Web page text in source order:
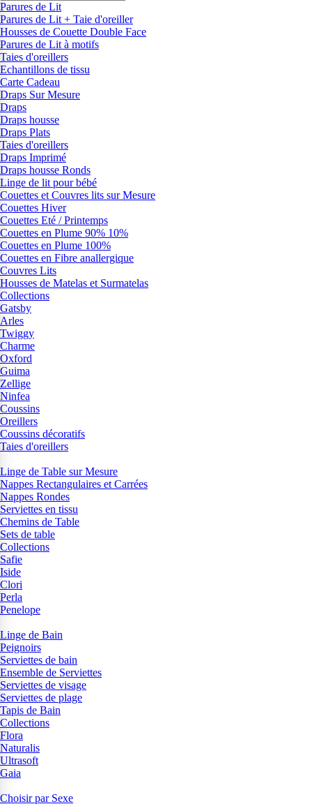
Parures de Lit
Parures de Lit + Taie d'oreiller
Housses de Couette Double Face
Parures de Lit à motifs
Taies d'oreillers
Echantillons de tissu
Carte Cadeau
Draps Sur Mesure
Draps
Draps housse
Draps Plats
Taies d'oreillers
Draps Imprimé
Draps housse Ronds
Linge de lit pour bébé
Couettes et Couvres lits sur Mesure
Couettes Hiver
Couettes Eté / Printemps
Couettes en Plume 90% 10%
Couettes en Plume 100%
Couettes en Fibre anallergique
Couvres Lits
Housses de Matelas et Surmatelas
Collections
Gatsby
Arles
Twiggy
Charme
Oxford
Guima
Zellige
Ninfea
Coussins
Oreillers
Coussins décoratifs
Taies d'oreillers
Linge de Table sur Mesure
Nappes Rectangulaires et Carrées
Nappes Rondes
Serviettes en tissu
Chemins de Table
Sets de table
Collections
Safie
Iside
Clori
Perla
Penelope
Linge de Bain
Peignoirs
Serviettes de bain
Ensemble de Serviettes
Serviettes de visage
Serviettes de plage
Tapis de Bain
Collections
Flora
Naturalis
Ultrasoft
Gaia
Choisir par Sexe